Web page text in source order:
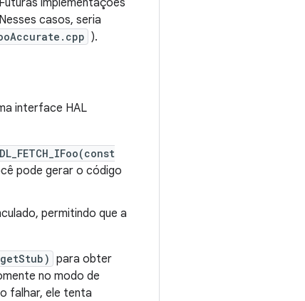
implementações
casos, seria
).
interface HAL
pode gerar o código
permitindo que a
para obter
no modo de
falhar, ele tenta